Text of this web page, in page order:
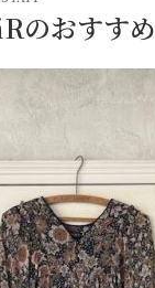
のおすすめ